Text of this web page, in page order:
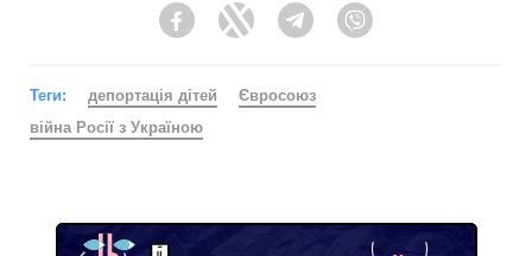
FacebookTwitter Telegram
Теги: депортація дітей
Євросоюз
війна Росії з Україною